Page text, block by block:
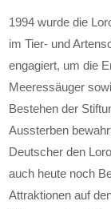
1994 wurde die
im Tier- und
engagiert, um die
Meeressäuger
Bestehen der
Aussterben
Deutscher den
auch heute noch
Attraktionen auf